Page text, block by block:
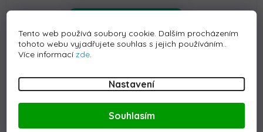
Tento web používá soubory cookie. Dalším procházením
tohoto webu vyjadřujete souhlas s jejich používáním..
Více informací zde
Nastavení
Souhlasím